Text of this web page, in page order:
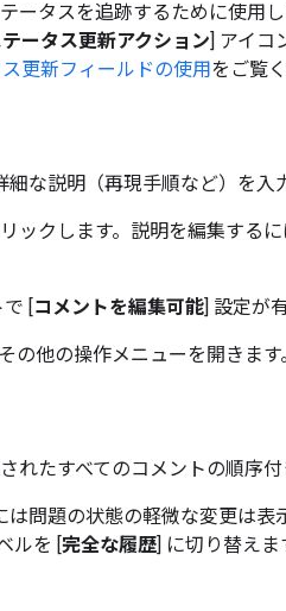
ータスを追跡するために使用
ータス更新アクション] アイコ
更新フィールドの使用をご覧
な説明（再現手順など）を入
ックします。説明を編集する
で [コメントを編集可能] 設定が
の他の操作メニューを開きます
れたすべてのコメントの順序付
は問題の状態の軽微な変更は
ルを [完全な履歴] に切り替えま